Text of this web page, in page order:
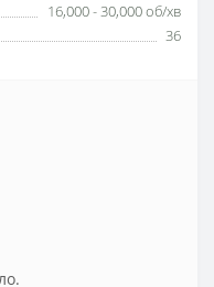
16,000 - 30,000 об/хв
36